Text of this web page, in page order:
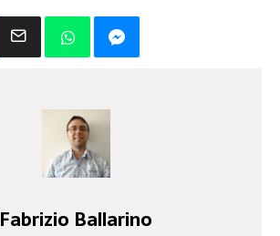
Fabrizio Ballarino